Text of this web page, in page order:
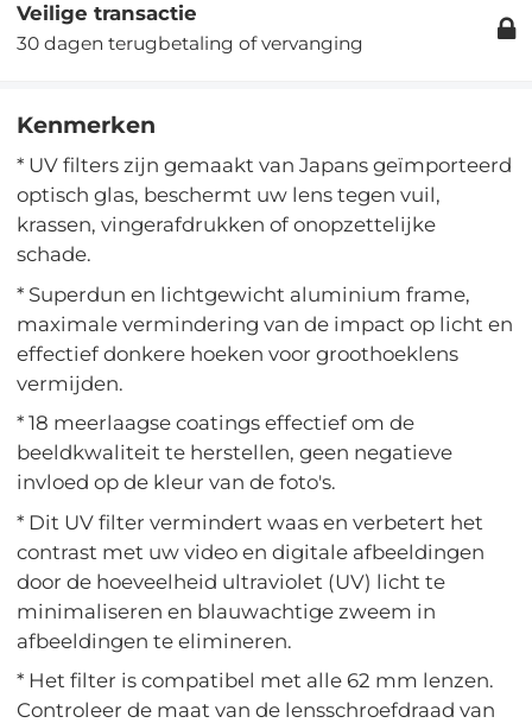
Veilige transactie
30 dagen terugbetaling of vervanging
Kenmerken
* UV filters zijn gemaakt van Japans geïmporteerd
optisch glas, beschermt uw lens tegen vuil,
krassen, vingerafdrukken of onopzettelijke
schade.
* Superdun en lichtgewicht aluminium frame,
maximale vermindering van de impact op licht en
effectief donkere hoeken voor groothoeklens
vermijden.
* 18 meerlaagse coatings effectief om de
beeldkwaliteit te herstellen, geen negatieve
invloed op de kleur van de foto's.
* Dit UV filter vermindert waas en verbetert het
contrast met uw video en digitale afbeeldingen
door de hoeveelheid ultraviolet (UV) licht te
minimaliseren en blauwachtige zweem in
afbeeldingen te elimineren.
* Het filter is compatibel met alle 62 mm lenzen.
Controleer de maat van de lensschroefdraad van